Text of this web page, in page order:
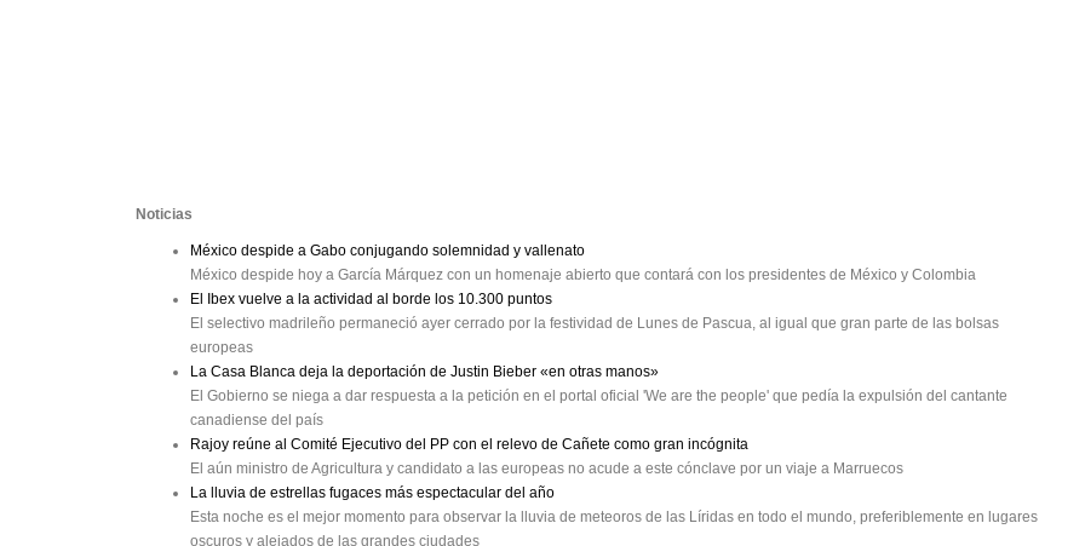
Noticias
México despide a Gabo conjugando solemnidad y vallenato
México despide hoy a García Márquez con un homenaje abierto que contará con los presidentes de México y Colombia
El Ibex vuelve a la actividad al borde los 10.300 puntos
El selectivo madrileño permaneció ayer cerrado por la festividad de Lunes de Pascua, al igual que gran parte de las bolsas
europeas
La Casa Blanca deja la deportación de Justin Bieber «en otras manos»
El Gobierno se niega a dar respuesta a la petición en el portal oficial 'We are the people' que pedía la expulsión del cantante
canadiense del país
Rajoy reúne al Comité Ejecutivo del PP con el relevo de Cañete como gran incógnita
El aún ministro de Agricultura y candidato a las europeas no acude a este cónclave por un viaje a Marruecos
La lluvia de estrellas fugaces más espectacular del año
Esta noche es el mejor momento para observar la lluvia de meteoros de las Líridas en todo el mundo, preferiblemente en lugares
oscuros y alejados de las grandes ciudades